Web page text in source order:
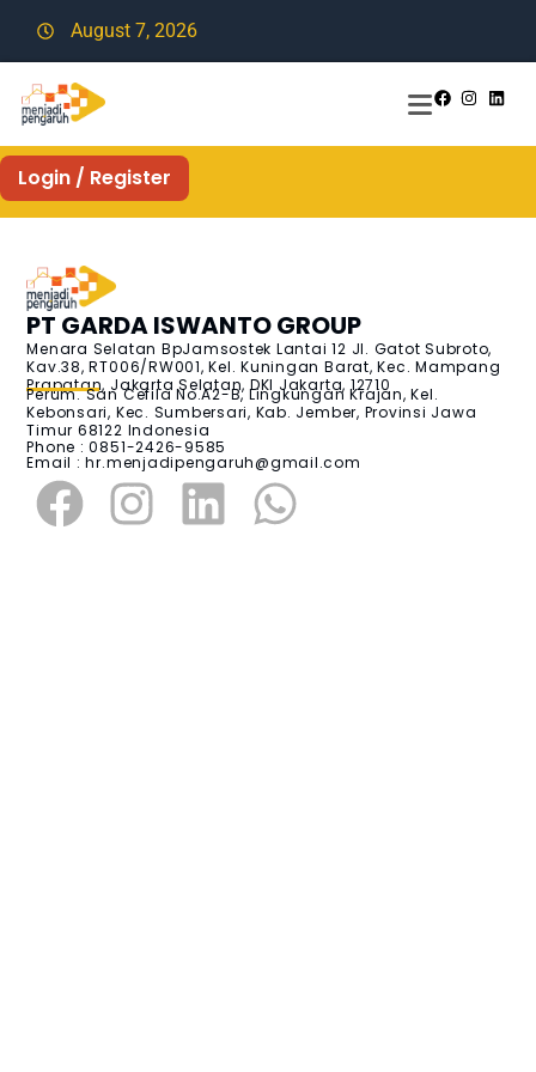
August 7, 2026
Login / Register
PT GARDA ISWANTO GROUP
Menara Selatan BpJamsostek Lantai 12 Jl. Gatot Subroto,
Kav.38, RT006/RW001, Kel. Kuningan Barat, Kec. Mampang
Prapatan, Jakarta Selatan, DKI Jakarta, 12710
Perum. San Cefila No.A2-B, Lingkungan Krajan, Kel.
Kebonsari, Kec. Sumbersari, Kab. Jember, Provinsi Jawa
Timur 68122 Indonesia
Phone : 0851-2426-9585
Email :hr.menjadipengaruh@gmail.com